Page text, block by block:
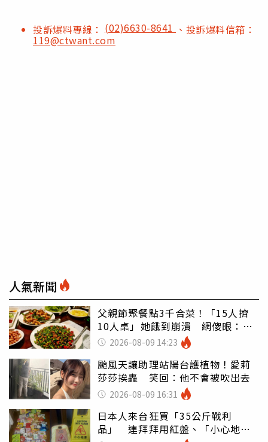
投訴爆料專線： (02)6630-8641 、投訴爆料信箱：
119@ctwant.com
人氣新聞
父親節聚餐點3千合菜！「15人擠
10人桌」她餓到崩潰 網傻眼：讓
店家看笑話
2026-08-09 14:23
颱風天讓助理站陽台護植物！愛莉
莎莎挨轟 笑回：他不會被吹出去
2026-08-09 16:31
日本人來台狂買「35公斤戰利
品」 連拜拜用紅盤、「小心地